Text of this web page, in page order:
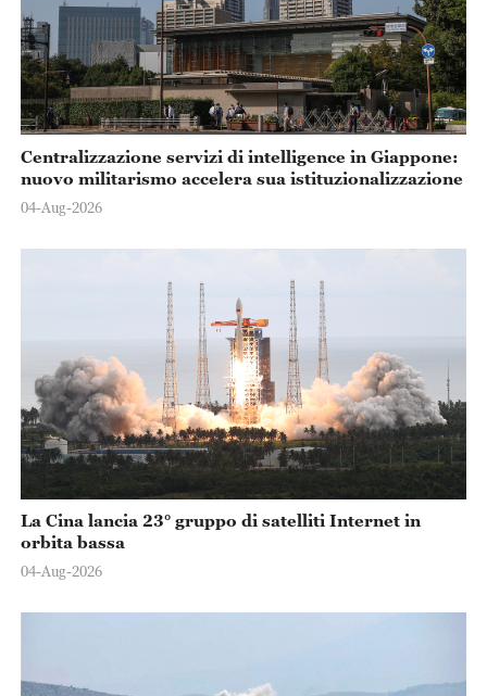
Centralizzazione servizi di intelligence in Giappone:
nuovo militarismo accelera sua istituzionalizzazione
04-Aug-2026
La Cina lancia 23° gruppo di satelliti Internet in
orbita bassa
04-Aug-2026